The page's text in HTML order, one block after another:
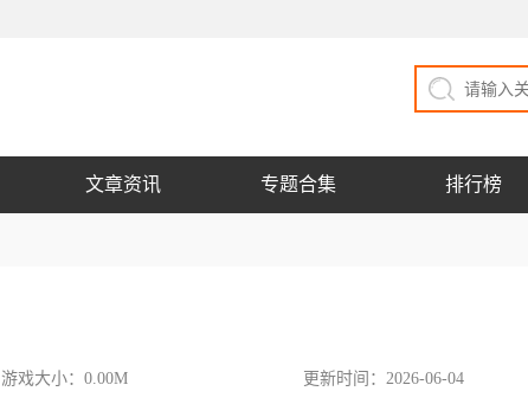
文章资讯 专题合集 排行榜
游戏大小：0.00M
更新时间：2026-06-04